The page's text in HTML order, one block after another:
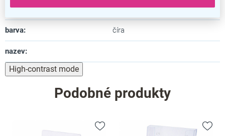
Uspôsobené pre formát: A4
barva: číra
nazev:
High-contrast mode
Podobné produkty